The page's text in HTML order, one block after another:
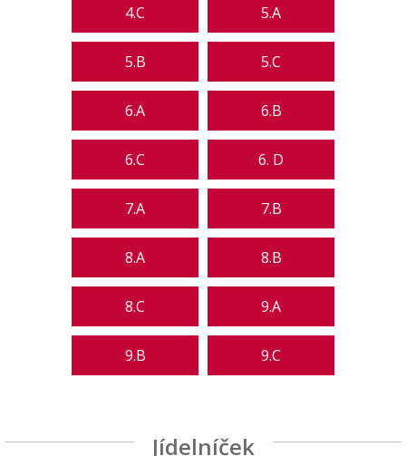
4.C 5.A
5.B 5.C
6.A 6.B
6.C 6. D
7.A 7.B
8.A 8.B
8.C 9.A
9.B 9.C
Jídelníček